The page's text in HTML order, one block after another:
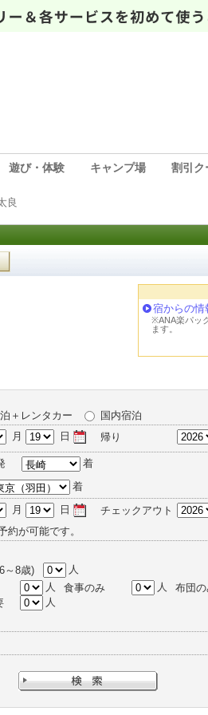
遊び・体験 キャンプ場 割引ク
良
宿からの情
※ANA楽パッ
ます。
＋レンタカー
国内宿泊
月 日 帰り
着
着
月 日 チェックアウト
が可能です。
～8歳)
人
人 食事のみ 人 布団
人